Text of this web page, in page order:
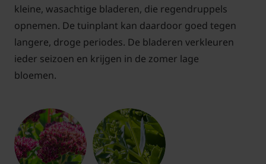
kleine, wasachtige bladeren, die regendruppels
opnemen. De tuinplant kan daardoor goed tegen
langere, droge periodes. De bladeren verkleuren
ieder seizoen en krijgen in de zomer lage
bloemen.